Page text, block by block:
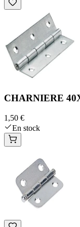
CHARNIERE
1,50 €
En stock